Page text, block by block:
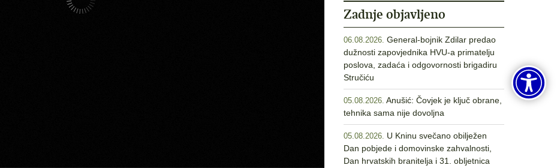
Zadnje objavljeno
06.08.2026. General-bojnik Zdilar predao
dužnosti zapovjednika HVU-a primatelju
poslova, zadaća i odgovornosti brigadiru
Stručiću
05.08.2026. Anušić: Čovjek je ključ obrane,
tehnika sama nije dovoljna
05.08.2026. U Kninu svečano obilježen
Dan pobjede i domovinske zahvalnosti,
Dan hrvatskih branitelja i 31. obljetnica